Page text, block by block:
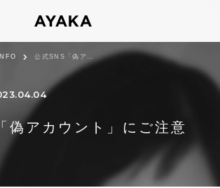
INFO 公式SNS「偽アカウント」にご注意ください
偽アカウント」にご注意